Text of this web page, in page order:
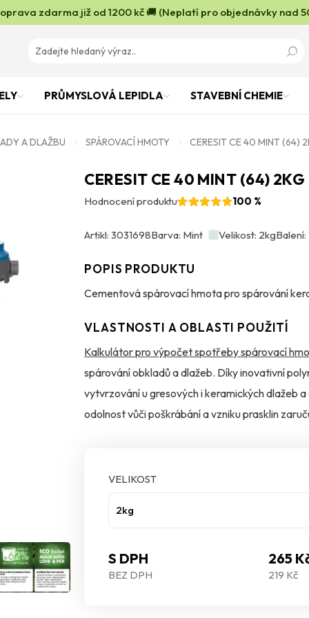
zdarma již od 1200 kč 🚚 (Neplatí pro objednávky nad
PRŮMYSLOVÁ LEPIDLA STAVEBNÍ CHEMIE
A DLAŽBU SPÁROVACÍ HMOTY CERESIT CE 40 MINT (64)
CERESIT CE 40 MINT (64) 2KG
Hodnocení produktu 100 %
Artikl: 3031698Barva: Mint Velikost: 2kgBalení:
POPIS PRODUKTU
Cementová spárovací hmota pro spárování
VLASTNOSTI A OBLASTI POUŽITÍ
Kalkulátor pro výpočet spotřeby spárovací
spárování obkladů a dlažeb. Díky inovativní
vytvrzování u gresových i keramických dlažeb
odolnost vůči poškrábání a vzniku prasklin
VELIKOST
2kg
S DPH 265
BEZ DPH 219 Kč